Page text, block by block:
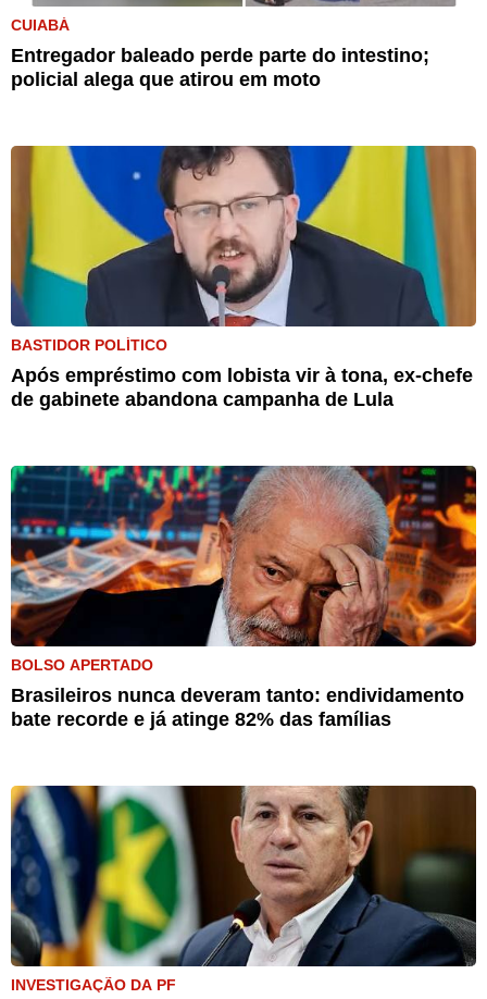
CUIABÁ
Entregador baleado perde parte do intestino;
policial alega que atirou em moto
BASTIDOR POLÍTICO
Após empréstimo com lobista vir à tona, ex-chefe
de gabinete abandona campanha de Lula
BOLSO APERTADO
Brasileiros nunca deveram tanto: endividamento
bate recorde e já atinge 82% das famílias
INVESTIGAÇÃO DA PF